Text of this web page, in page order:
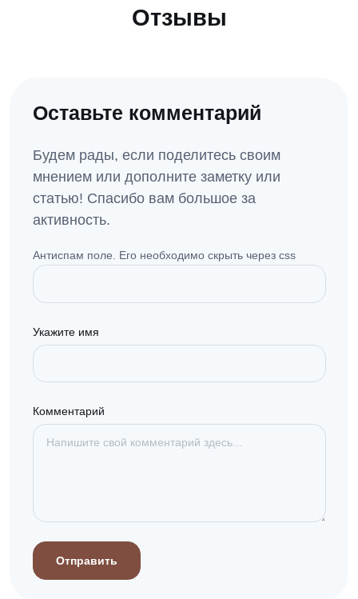
Отзывы
Оставьте комментарий
Будем рады, если поделитесь своим
мнением или дополните заметку или
статью! Спасибо вам большое за
активность.
Антиспам поле. Его необходимо скрыть через css
Укажите имя
Комментарий
Отправить